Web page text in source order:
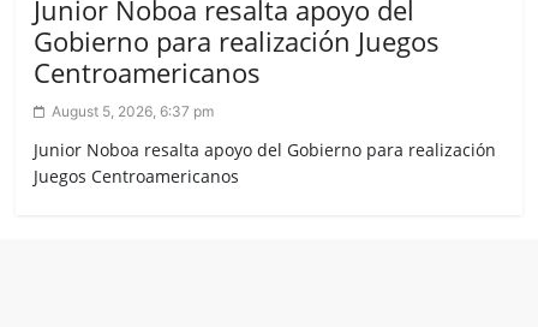
Junior Noboa resalta apoyo del
Gobierno para realización Juegos
Centroamericanos
August 5, 2026, 6:37 pm
Junior Noboa resalta apoyo del Gobierno para realización
Juegos Centroamericanos